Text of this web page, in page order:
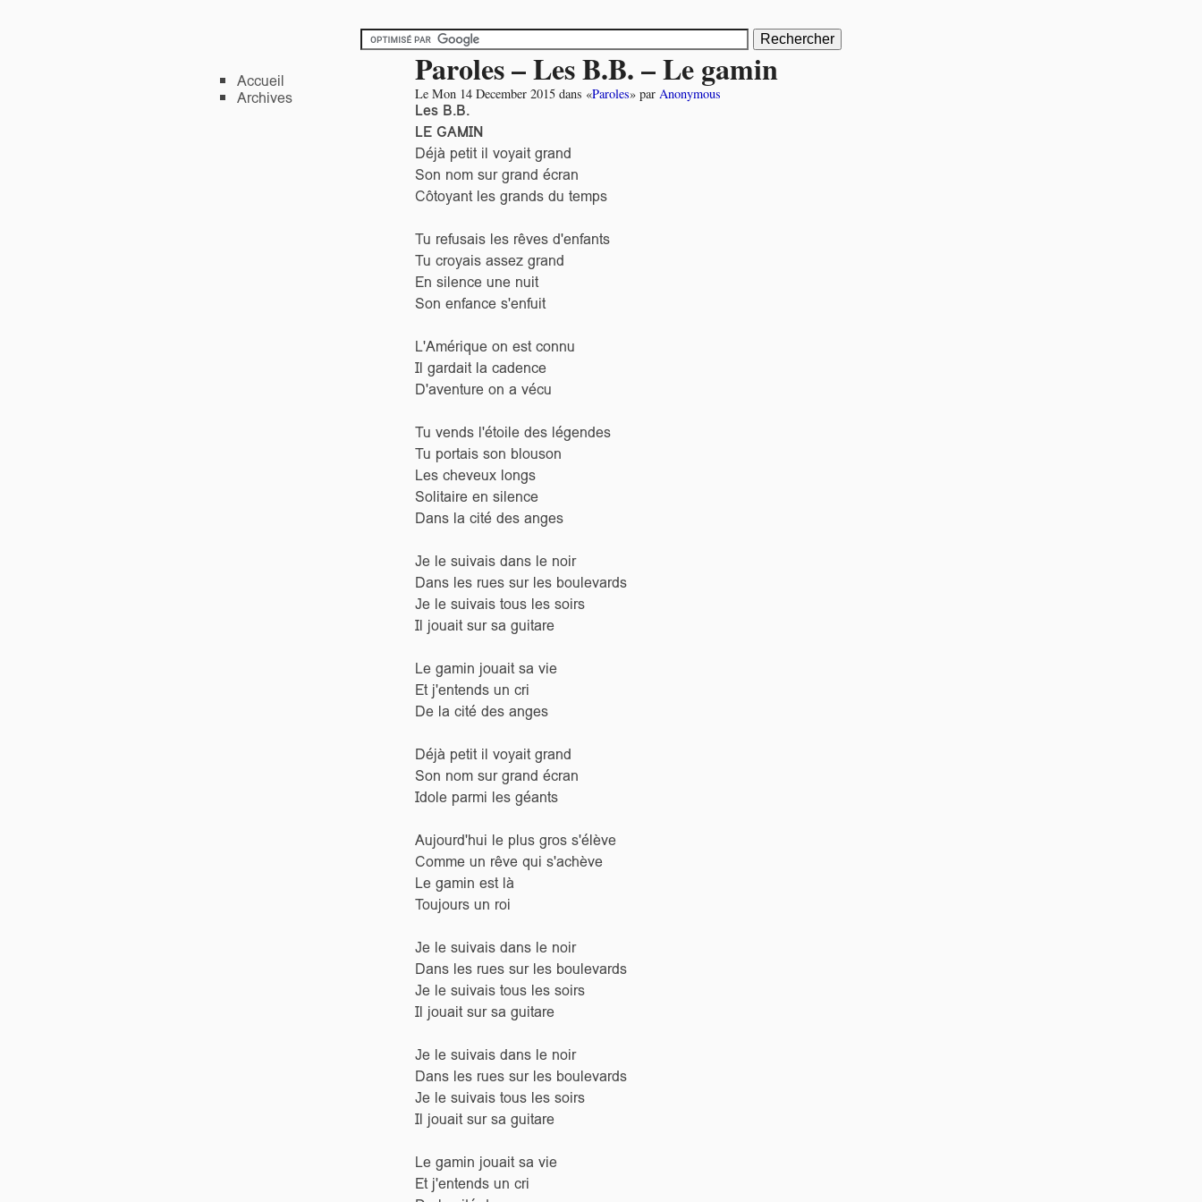
Paroles – Les B.B. – Le gamin
Le Mon 14 December 2015dans «Paroles» par Anonymous
Les B.B.
LE GAMIN
Déjà petit il voyait grand
Son nom sur grand écran
Côtoyant les grands du temps
Tu refusais les rêves d'enfants
Tu croyais assez grand
En silence une nuit
Son enfance s'enfuit
L'Amérique on est connu
Il gardait la cadence
D'aventure on a vécu
Tu vends l'étoile des légendes
Tu portais son blouson
Les cheveux longs
Solitaire en silence
Dans la cité des anges
Je le suivais dans le noir
Dans les rues sur les boulevards
Je le suivais tous les soirs
Il jouait sur sa guitare
Le gamin jouait sa vie
Et j'entends un cri
De la cité des anges
Déjà petit il voyait grand
Son nom sur grand écran
Idole parmi les géants
Aujourd'hui le plus gros s'élève
Comme un rêve qui s'achève
Le gamin est là
Toujours un roi
Je le suivais dans le noir
Dans les rues sur les boulevards
Je le suivais tous les soirs
Il jouait sur sa guitare
Je le suivais dans le noir
Dans les rues sur les boulevards
Je le suivais tous les soirs
Il jouait sur sa guitare
Le gamin jouait sa vie
Et j'entends un cri
Accueil
Archives